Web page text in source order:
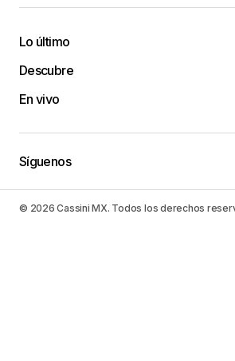
Lo último
Descubre
En vivo
Síguenos
© 2026 Cassini MX. Todos los derechos